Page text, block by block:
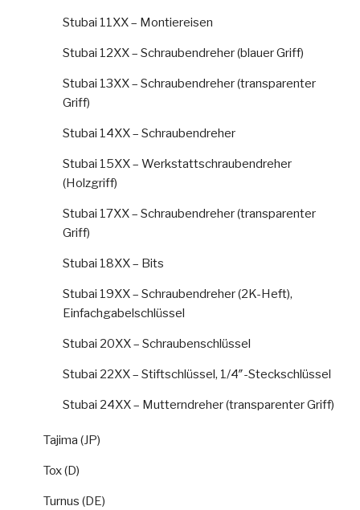
Stubai 11XX – Montiereisen
Stubai 12XX – Schraubendreher (blauer Griff)
Stubai 13XX – Schraubendreher (transparenter
Griff)
Stubai 14XX – Schraubendreher
Stubai 15XX – Werkstattschraubendreher
(Holzgriff)
Stubai 17XX – Schraubendreher (transparenter
Griff)
Stubai 18XX – Bits
Stubai 19XX – Schraubendreher (2K-Heft),
Einfachgabelschlüssel
Stubai 20XX – Schraubenschlüssel
Stubai 22XX – Stiftschlüssel, 1/4″-Steckschlüssel
Stubai 24XX – Mutterndreher (transparenter Griff)
Tajima (JP)
Tox (D)
Turnus (DE)